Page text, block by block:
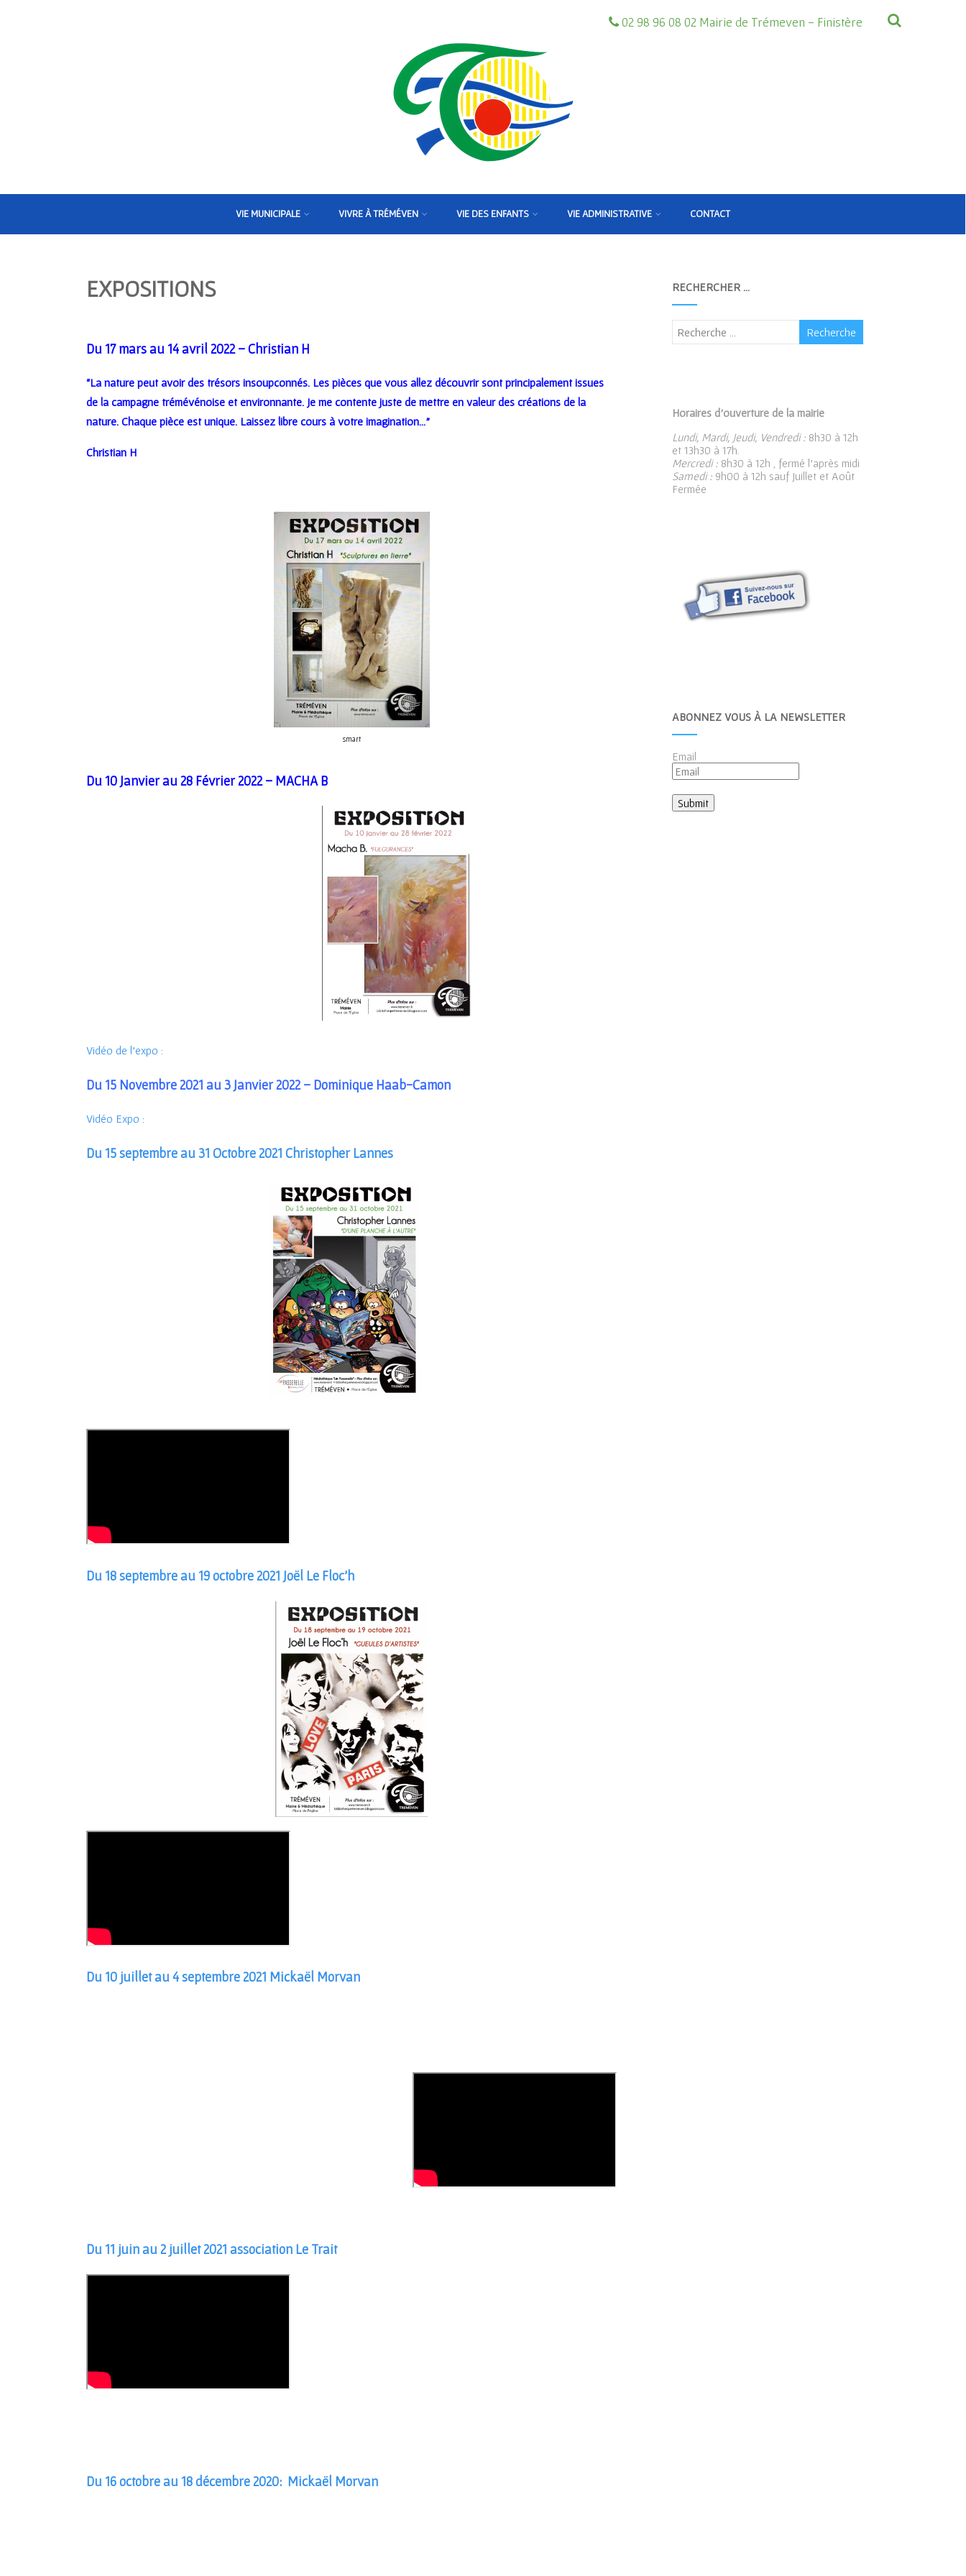
02 98 96 08 02 Mairie de Trémeven - Finistère
VIE MUNICIPALE VIVRE À TRÉMÉVEN VIE DES ENFANTS VIE ADMINISTRATIVE CONTACT
EXPOSITIONS
Du 17 mars au 14 avril 2022 – Christian H
“La nature peut avoir des trésors insoupçonnés. Les pièces que vous allez découvrir sont principalement issues
de la campagne trémévénoise et environnante. Je me contente juste de mettre en valeur des créations de la
nature. Chaque pièce est unique. Laissez libre cours à votre imagination…”
Christian H
smart
Du 10 Janvier au 28 Février 2022 – MACHA B
Vidéo de l’expo :
Du 15 Novembre 2021 au 3 Janvier 2022 – Dominique Haab-Camon
Vidéo Expo :
Du 15 septembre au 31 Octobre 2021 Christopher Lannes
Du 18 septembre au 19 octobre 2021 Joël Le Floc’h
Du 10 juillet au 4 septembre 2021 Mickaël Morvan
Du 11 juin au 2 juillet 2021 association Le Trait
Du 16 octobre au 18 décembre 2020: Mickaël Morvan
RECHERCHER …
Horaires d’ouverture de la mairie
Lundi, Mardi, Jeudi, Vendredi :8h30 à 12h
et 13h30 à 17h.
Mercredi :8h30 à 12h , fermé l’après midi
Samedi :9h00 à 12h sauf Juillet et Août
Fermée
ABONNEZ VOUS À LA NEWSLETTER
Email